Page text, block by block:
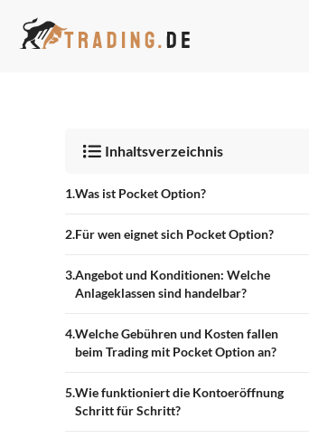
Inhalt
Inhaltsverzeichnis
Was ist Pocket Option?
Für wen eignet sich Pocket Option?
Angebot und Konditionen: Welche
Anlageklassen sind handelbar?
Welche Gebühren und Kosten fallen
beim Trading mit Pocket Option an?
Wie funktioniert die Kontoeröffnung
Schritt für Schritt?